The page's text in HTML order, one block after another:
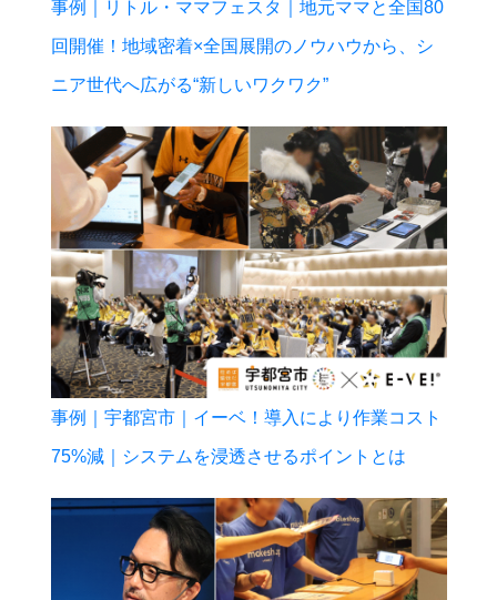
事例｜リトル・ママフェスタ｜地元ママと全国80
回開催！地域密着×全国展開のノウハウから、シ
ニア世代へ広がる“新しいワクワク”
事例｜宇都宮市｜イーベ！導入により作業コスト
75%減｜システムを浸透させるポイントとは